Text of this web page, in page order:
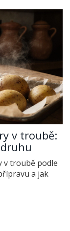
v troubě:
v troubě podle
a jak